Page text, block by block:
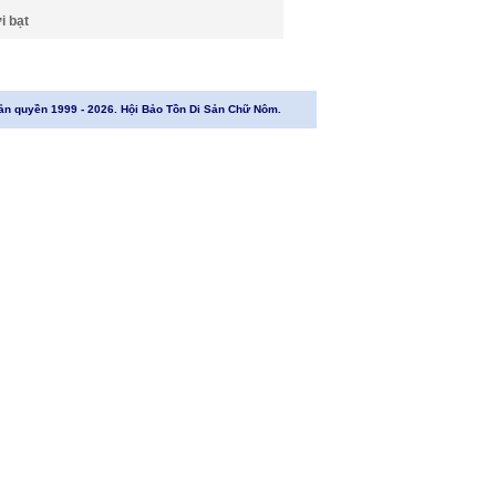
bạt
quyền 1999 - 2026. Hội Bảo Tồn Di Sản Chữ Nôm.